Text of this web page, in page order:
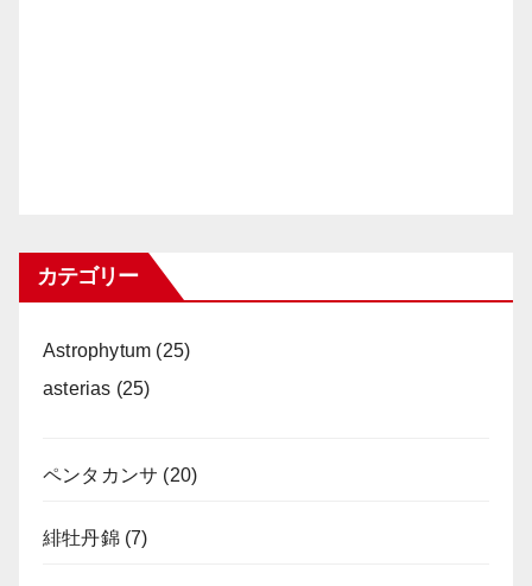
カテゴリー
Astrophytum (25)
asterias (25)
ペンタカンサ (20)
緋牡丹錦(7)